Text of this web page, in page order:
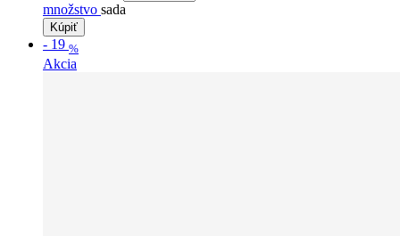
množstvo sada
Kúpiť
- 19 %
Akcia